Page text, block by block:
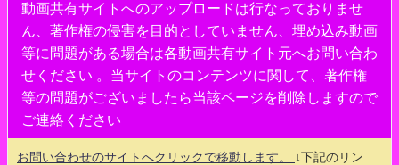
動画共有サイトへのアップロードは行なっておりませ
ん、著作権の侵害を目的としていません、埋め込み動画
等に問題がある場合は各動画共有サイト元へお問い合わ
せください 。当サイトのコンテンツに関して、著作権
等の問題がございましたら当該ページを削除しますので
ご連絡ください
お問い合わせのサイトへクリックで移動します。
↓下記のリン